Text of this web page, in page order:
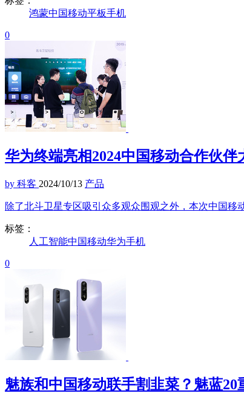
鸿蒙中国移动平板手机
0
华为终端亮相2024中国移动合作伙
by 科客 2024/10/13 产品
除了北斗卫星专区吸引众多观众围观之外，本次中国移
标签：
人工智能中国移动华为手机
0
魅族和中国移动联手割韭菜？魅蓝